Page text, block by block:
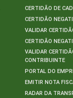
CERTIDÃO DE
CERTIDÃO
VALIDAR
CERTIDÃO
VALIDAR
CONTRIBUINTE
PORTAL DO
EMITIR NOTA
RADAR DA